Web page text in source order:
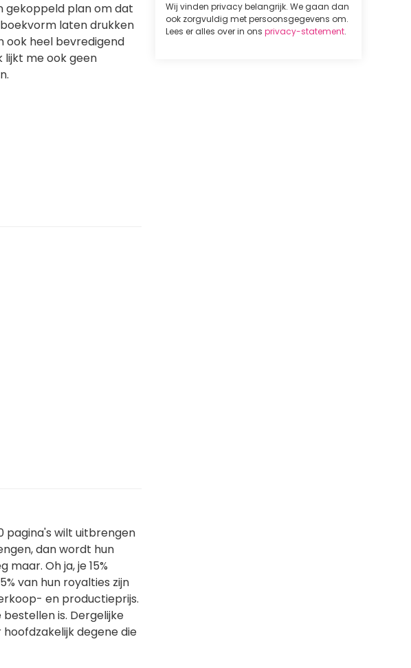
gekoppeld plan om dat
laten drukken
heel bevredigend
lijkt me ook geen
pagina's wilt uitbrengen
dan wordt hun
Oh ja, je 15%
van hun royalties zijn
en productieprijs.
is. Dergelijke
degene die
Wij vinden privacy belangrijk. We gaan dan
ook zorgvuldig met persoonsgegevens om.
Lees er alles over in ons privacy-statement.